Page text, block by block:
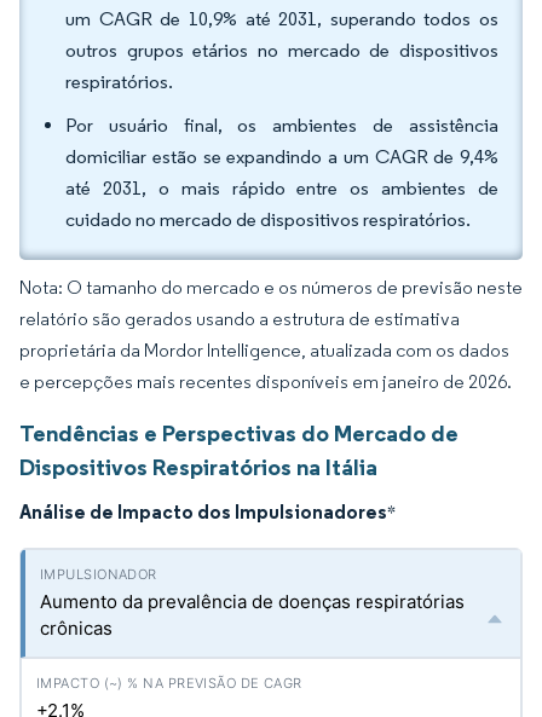
um CAGR de 10,9% até 2031, superando todos os
outros grupos etários no mercado de dispositivos
respiratórios.
Por usuário final, os ambientes de assistência
domiciliar estão se expandindo a um CAGR de 9,4%
até 2031, o mais rápido entre os ambientes de
cuidado no mercado de dispositivos respiratórios.
Nota: O tamanho do mercado e os números de previsão neste
relatório são gerados usando a estrutura de estimativa
proprietária da Mordor Intelligence, atualizada com os dados
e percepções mais recentes disponíveis em janeiro de 2026.
Tendências e Perspectivas do Mercado de
Dispositivos Respiratórios na Itália
Análise de Impacto dos Impulsionadores*
Aumento da prevalência de doenças respiratórias
crônicas
+2.1%